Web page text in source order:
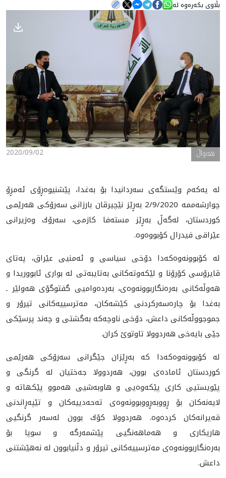
گەلەری
بڵاوی بکەرەوە لە
2020/09/02 هه‌واڵ
له‌ يه‌كه‌م وێستگه‌ى سه‌ردانيدا بۆ به‌غدا، پێشنيوه‌ڕۆى ئه‌مڕۆ
چوارشه‌ممه‌ 2/9/2020 به‌ڕێز نێچيرڤان بارزانى سه‌رۆكى هه‌رێمى
كوردستان، له‌گه‌ڵ به‌ڕێز مسته‌فا كازمى، سه‌رۆ‌ك وه‌زيرانى
عێراقى فيدرال كۆبووه‌وه‌.
له‌ كۆبوونه‌وه‌كه‌دا دۆخى سياسى و ئه‌منيى عێراق، په‌تاى
ڤايرۆسى كۆرۆنا و لێكه‌وته‌كانى به‌تايبه‌تى له‌ بوارى ئابووريدا و
هه‌وڵه‌كانى به‌ره‌نگاربوونه‌وه‌ى، به‌رده‌واميى گفتوگۆى هه‌ولێر ـ
به‌غدا بۆ چاره‌سه‌ركردنى كێشه‌كان، مه‌ترسييه‌كانى تيرۆر و
جموجووڵه‌كانى داعش، دۆخى ناوچه‌كه‌ به‌گشتى و چه‌ند پرسێكى
جێى بايه‌خى هه‌ردوولا تاوتوێ كران.
له‌ كۆبوونه‌وه‌كه‌دا كه‌ به‌ڕێزان جێگرانى سه‌رۆكى هه‌رێمى
كوردستان ئاماده‌ى بوون، هه‌ردوولا جه‌ختيان له‌ گرنگى و
پێويستيى كارى پێكه‌وه‌يى و هاوبه‌شيى هه‌موو پێكهاته‌ و
لايه‌نه‌كان بۆ ڕووبه‌ڕووبوونه‌وه‌ى ته‌حه‌دييه‌كان و تێپه‌ڕاندنى
قه‌يرانه‌كان كرده‌وه‌. هه‌ردوولا كۆك بوون له‌سه‌ر گرنگيى
هاريكارى و هه‌ماهه‌نگيى پێشمه‌رگه‌ و سوپا بۆ
به‌ره‌نگاربوونه‌وه‌ى مه‌ترسييه‌كانى تيرۆر و دڵنيابوون له‌ نه‌هێشتنى
داعش.